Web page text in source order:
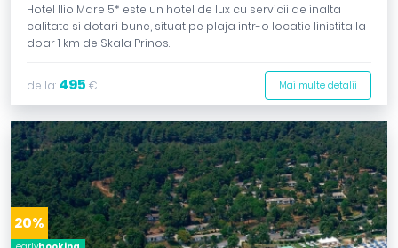
Hotel Ilio Mare 5* este un hotel de lux cu servicii de inalta
calitate si dotari bune, situat pe plaja intr-o locatie linistita la
doar 1 km de Skala Prinos.
de la: 495 € Mai multe detalii
20%